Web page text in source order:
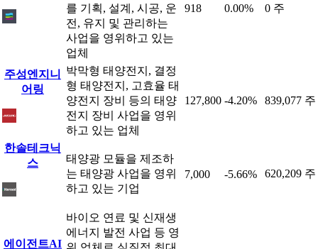
를 기획, 설계, 시공, 운
전, 유지 및 관리하는
사업을 영위하고 있는
업체
918 0.00% 0 주
주성엔지니
어링
박막형 태양전지, 결정
형 태양전지, 고효율 태
양전지 장비 등의 태양
전지 장비 사업을 영위
하고 있는 업체
127,800 -4.20% 839,077 주
한솔테크닉
스
태양광 모듈을 제조하
는 태양광 사업을 영위
하고 있는 기업
7,000 -5.66% 620,209 주
에이전트AI
바이오 연료 및 신재생
에너지 발전 사업 등 영